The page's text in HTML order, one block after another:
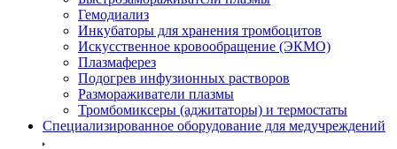
Гемодиализ
Инкубаторы для хранения тромбоцитов
Искусственное кровообращение (ЭКМО)
Плазмаферез
Подогрев инфузионных растворов
Размораживатели плазмы
Тромбомиксеры (аджитаторы) и термостаты
Специализированное оборудование для медучреждений